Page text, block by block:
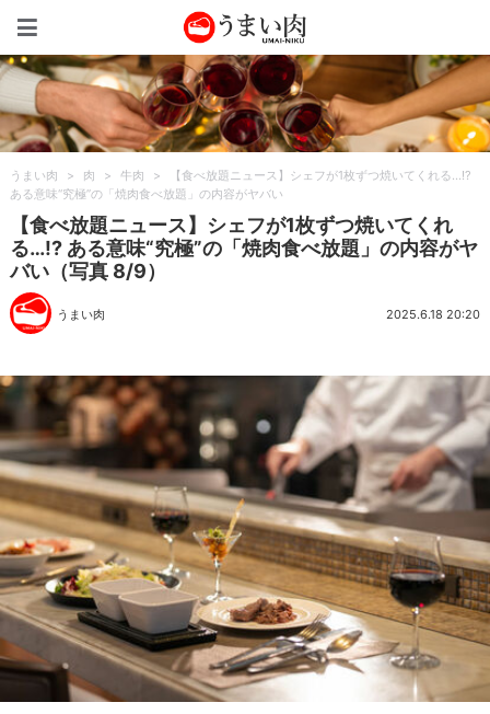
うまい肉 > 肉 > 牛肉 >
【食べ放題ニュース】シェフが1枚ずつ焼いてくれる…!?
ある意味“究極”の「焼肉食べ放題」の内容がヤバい
【食べ放題ニュース】シェフが1枚ずつ焼いてくれ
る…!? ある意味“究極”の「焼肉食べ放題」の内容がヤ
バい（写真 8/9）
うまい肉 2025.6.18 20:20